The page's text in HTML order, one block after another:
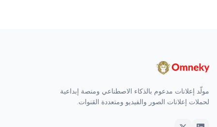
مولّد إعلانات مدعوم بالذكاء الاصطناعي ومنصة إبداعية
لحملات إعلانات الصور والفيديو ومتعددة القنوات.